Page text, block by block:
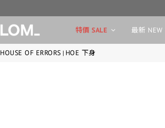
特價 SALE 最新 NEW
HOUSE OF ERRORS | HOE 下身